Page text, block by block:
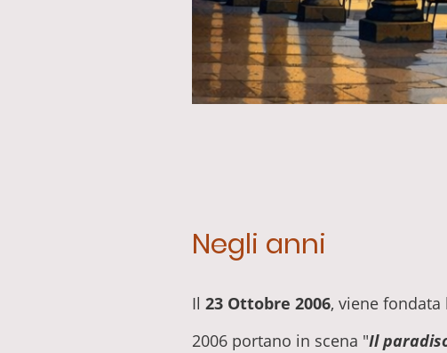
Negli anni
Il 23 Ottobre 2006, viene
2006 portano in scena "Il